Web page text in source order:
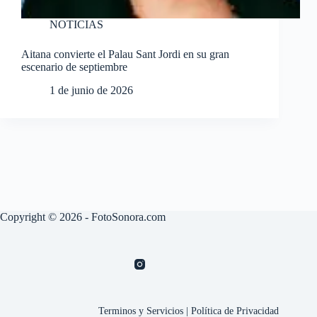
NOTICIAS
Aitana convierte el Palau Sant Jordi en su gran
escenario de septiembre
1 de junio de 2026
Copyright © 2026 - FotoSonora.com
Terminos y Servicios |Política de Privacidad